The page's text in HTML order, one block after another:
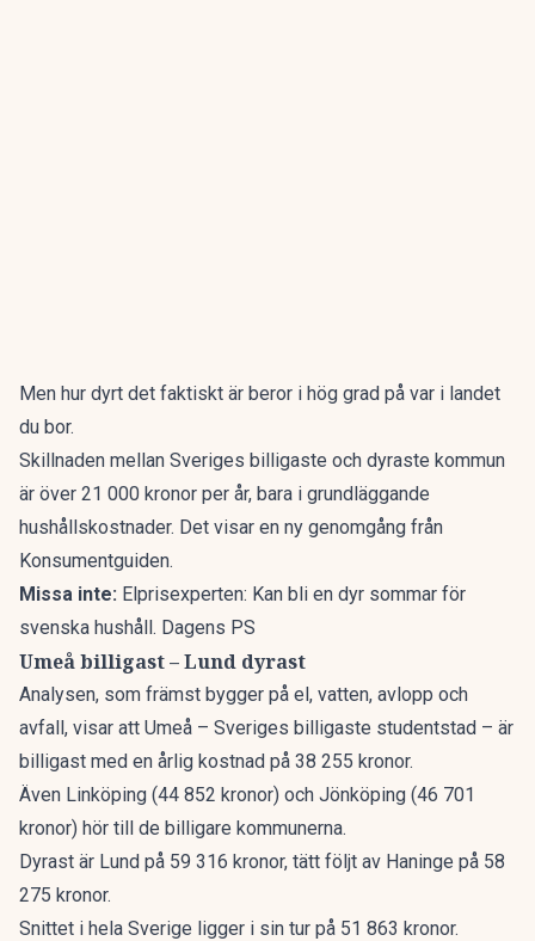
Men hur dyrt det faktiskt är beror i hög grad på var i landet
du bor.
Skillnaden mellan Sveriges billigaste och dyraste kommun
är över 21 000 kronor per år, bara i grundläggande
hushållskostnader. Det visar en ny genomgång från
Konsumentguiden.
Missa inte: Elprisexperten: Kan bli en dyr sommar för
svenska hushåll. Dagens PS
Umeå billigast – Lund dyrast
Analysen, som främst bygger på el, vatten, avlopp och
avfall, visar att Umeå – Sveriges billigaste studentstad – är
billigast med en årlig kostnad på 38 255 kronor.
Även Linköping (44 852 kronor) och Jönköping (46 701
kronor) hör till de billigare kommunerna.
Dyrast är Lund på 59 316 kronor, tätt följt av Haninge på 58
275 kronor.
Snittet i hela Sverige ligger i sin tur på 51 863 kronor.